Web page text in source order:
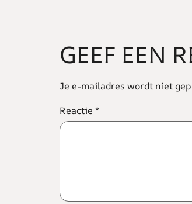
GEEF EEN
Je e-mailadres wordt niet
Reactie *